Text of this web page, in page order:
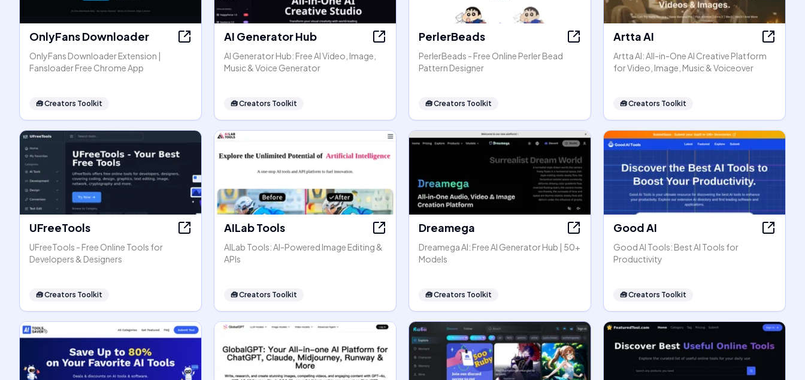
OnlyFans Downloader
OnlyFans Downloader Extension |
Fansloader Free Chrome App
🧰Creators Toolkit
AI Generator Hub
AI Generator Hub: Free AI Video, Image,
Music & Voice Generator
🧰Creators Toolkit
PerlerBeads
PerlerBeads - Free Online Perler Bead
Pattern Designer
🧰Creators Toolkit
Artta AI
Artta AI: All-in-One AI Creative Platform
for Video, Image, Music & Voiceover
🧰Creators Toolkit
UFreeTools
UFreeTools - Free Online Tools for
Developers & Designers
🧰Creators Toolkit
AILab Tools
AILab Tools: AI-Powered Image Editing &
APIs
🧰Creators Toolkit
Dreamega
Dreamega AI: Free AI Generator Hub | 50+
Models
🧰Creators Toolkit
Good AI
Good AI Tools: Best AI Tools for
Productivity
🧰Creators Toolkit